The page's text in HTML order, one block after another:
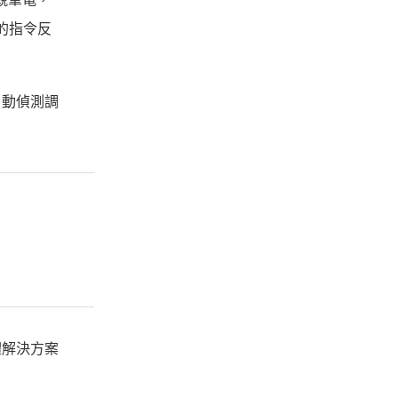
指令反
偵測調
決方案